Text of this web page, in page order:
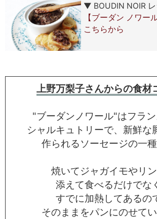
▼ BOUDIN NOIR
【ブーダン ノワー
こちらから
上野万梨子さんからの食材
"ブーダンノワール"はフラ
シャルキュトリーで、新鮮な
作られるソーセージの一種
焼いてジャガイモやリ
添えて食べるだけでな
すでに加熱してあるの
そのままをパンにのせてい